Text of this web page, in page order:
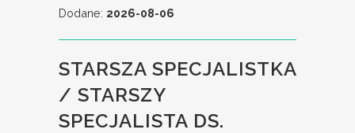
Dodane: 2026-08-06
STARSZA SPECJALISTKA
/ STARSZY
SPECJALISTA DS.